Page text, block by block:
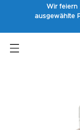
Wir feiern
ausgewählte